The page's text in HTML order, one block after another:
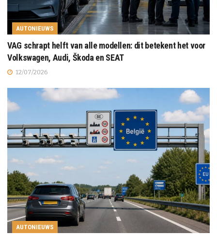
AUTONIEUWS
VAG schrapt helft van alle modellen: dit betekent het voor
Volkswagen, Audi, Škoda en SEAT
12/07/2026
AUTONIEUWS